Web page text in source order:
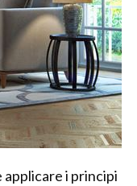
applicare i principi